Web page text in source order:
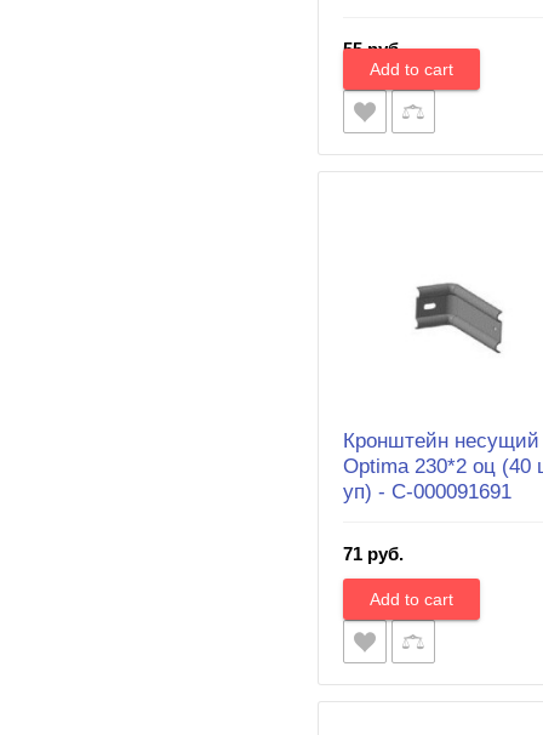
55 руб.
Кронштейн несущий
Optima 230*2 оц (40
уп) - С-000091691
71 руб.